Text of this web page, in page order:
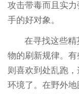
攻击带毒而且实
手的好对象。
在寻找这些
物的刷新规律。
则喜欢到处乱跑
环境了。在野外地